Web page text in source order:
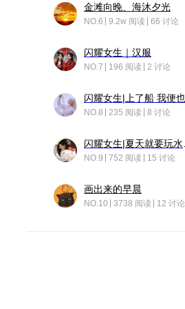
金滩向晚、海沐夕光
NO.6 9.2w 阅读 66 讨论
闪耀女生｜汉服
NO.7 196 阅读 2 讨论
NO.8 235 阅读 8 讨论
NO.9 752 阅读 15 讨论
画出来的早晨
NO.10 3738 阅读 12 讨论